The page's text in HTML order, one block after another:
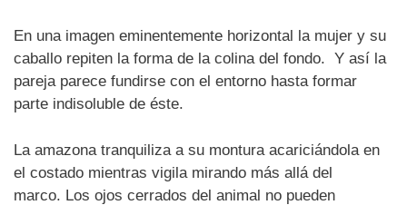
En una imagen eminentemente horizontal la mujer y su
caballo repiten la forma de la colina del fondo. Y así la
pareja parece fundirse con el entorno hasta formar
parte indisoluble de éste.
La amazona tranquiliza a su montura acariciándola en
el costado mientras vigila mirando más allá del
marco. Los ojos cerrados del animal no pueden